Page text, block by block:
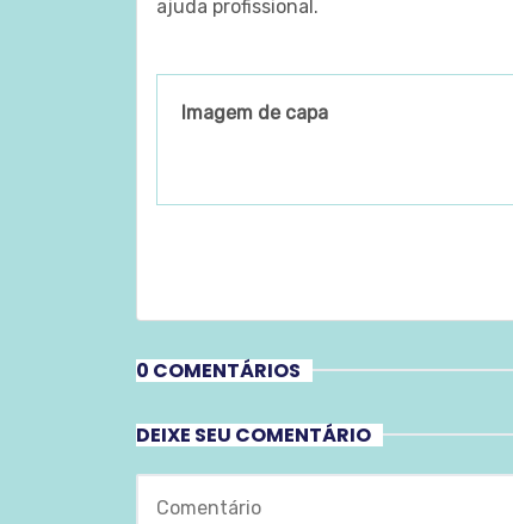
ajuda profissional.
Imagem de capa
0 COMENTÁRIOS
DEIXE SEU COMENTÁRIO